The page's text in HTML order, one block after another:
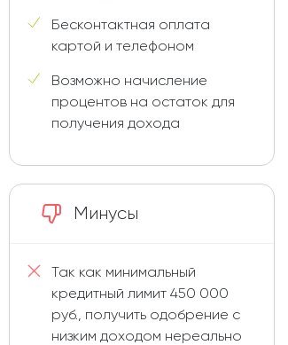
Бесконтактная оплата
картой и телефоном
Возможно начисление
процентов на остаток для
получения дохода
Минусы
Так как минимальный
кредитный лимит 450 000
руб., получить одобрение с
низким доходом нереально